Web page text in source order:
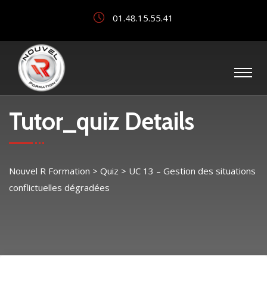
01.48.15.55.41
Tutor_quiz Details
Nouvel R Formation > Quiz > UC 13 – Gestion des situations
conflictuelles dégradées